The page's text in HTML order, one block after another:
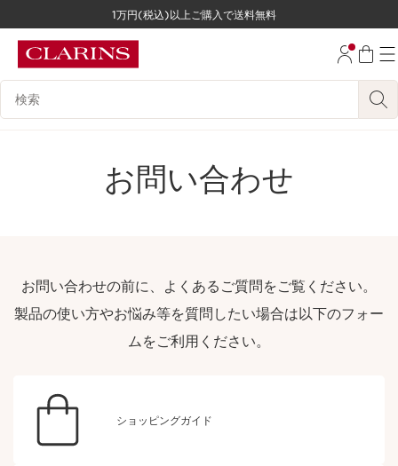
コンテンツへ移動
1万円(税込)以上ご購入で送料無料
検索候補
お問い合わせ
お問い合わせの前に、よくあるご質問をご覧ください。
製品の使い方やお悩み等を質問したい場合は以下のフォー
ムをご利用ください。
ショッピングガイド